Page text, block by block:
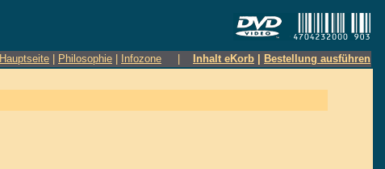
Hauptseite Philosophie Infozone Inhalt eKorb Bestellung ausführen